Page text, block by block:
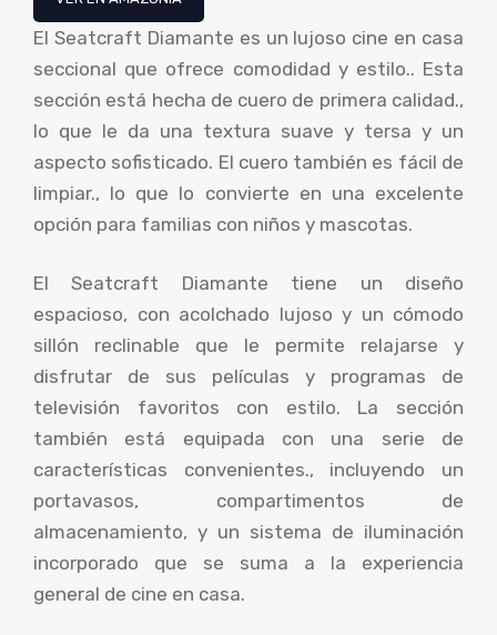
El Seatcraft Diamante es un lujoso cine en casa
seccional que ofrece comodidad y estilo.. Esta
sección está hecha de cuero de primera calidad.,
lo que le da una textura suave y tersa y un
aspecto sofisticado. El cuero también es fácil de
limpiar., lo que lo convierte en una excelente
opción para familias con niños y mascotas.
El Seatcraft Diamante tiene un diseño
espacioso, con acolchado lujoso y un cómodo
sillón reclinable que le permite relajarse y
disfrutar de sus películas y programas de
televisión favoritos con estilo. La sección
también está equipada con una serie de
características convenientes., incluyendo un
portavasos, compartimentos de
almacenamiento, y un sistema de iluminación
incorporado que se suma a la experiencia
general de cine en casa.